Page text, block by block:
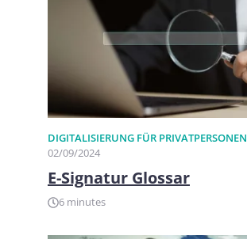
DIGITALISIERUNG FÜR PRIVATPERSONEN​
02/09/2024
E-Signatur Glossar
6 minutes